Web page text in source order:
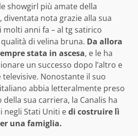
showgirl più amate della
diventata nota grazie alla sua
molti anni fa – al tg satirico
di velina bruna. Da allora
stata in ascesa, e le ha
un successo dopo l’altro e
televisive. Nonostante il suo
abbia letteralmente preso
della sua carriera, la Canalis ha
negli Stati Uniti edi costruire lì
una famiglia.